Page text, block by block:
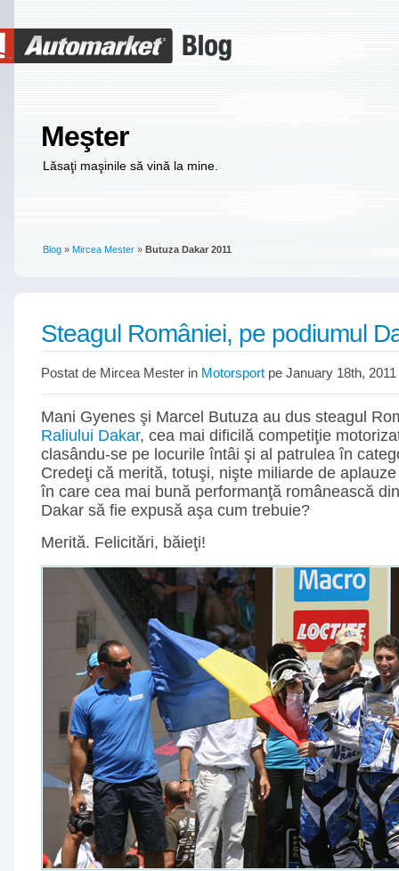
Meşter
Lăsaţi maşinile să vină la mine.
Blog » Mircea Mester » Butuza Dakar 2011
Steagul României, pe podiumul
Postat de Mircea Mester in Motorsport pe January 18th, 2011
Mani Gyenes şi Marcel Butuza au dus steagul
Raliului Dakar, cea mai dificilă competiţie
clasându-se pe locurile întâi şi al patrulea în
Credeţi că merită, totuşi, nişte miliarde de
în care cea mai bună performanţă românească
Dakar să fie expusă aşa cum trebuie?
Merită. Felicitări, băieţi!